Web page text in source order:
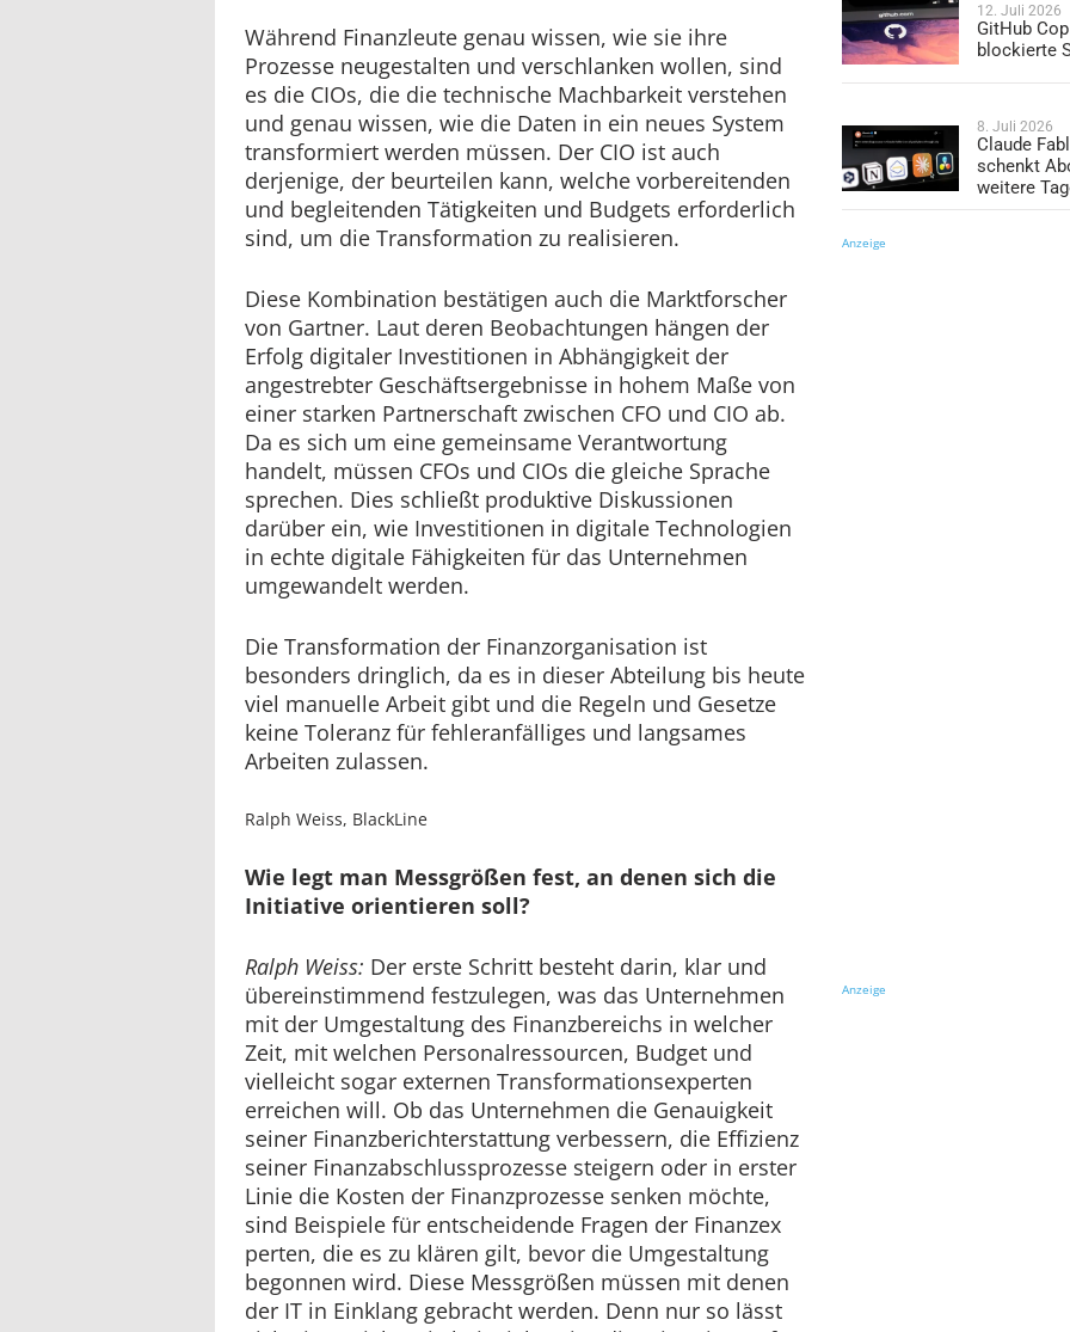
Während Finanzleute genau wissen, wie sie ihre
Prozesse neugestalten und verschlanken wollen, sind
es die CIOs, die die technische Machbarkeit verstehen
und genau wissen, wie die Daten in ein neues System
transformiert werden müssen. Der CIO ist auch
derjenige, der beurteilen kann, welche vorbereitenden
und begleitenden Tätigkeiten und Budgets erforderlich
sind, um die Transformation zu realisieren.
Diese Kombination bestätigen auch die Marktforscher
von Gartner. Laut deren Beobachtungen hängen der
Erfolg digitaler Investitionen in Abhängigkeit der
angestrebter Geschäftsergebnisse in hohem Maße von
einer starken Partnerschaft zwischen CFO und CIO ab.
Da es sich um eine gemeinsame Verantwortung
handelt, müssen CFOs und CIOs die gleiche Sprache
sprechen. Dies schließt produktive Diskussionen
darüber ein, wie Investitionen in digitale Technologien
in echte digitale Fähigkeiten für das Unternehmen
umgewandelt werden.
Die Transformation der Finanzorganisation ist
besonders dringlich, da es in dieser Abteilung bis heute
viel manuelle Arbeit gibt und die Regeln und Gesetze
keine Toleranz für fehleranfälliges und langsames
Arbeiten zulassen.
Ralph Weiss, BlackLine
Wie legt man Messgrößen fest, an denen sich die
Initiative orientieren soll?
Ralph Weiss: Der erste Schritt besteht darin, klar und
übereinstimmend festzulegen, was das Unternehmen
mit der Umgestaltung des Finanzbereichs in welcher
Zeit, mit welchen Personalressourcen, Budget und
vielleicht sogar externen Transformationsexperten
erreichen will. Ob das Unternehmen die Genauigkeit
seiner Finanzberichterstattung verbessern, die Effizienz
seiner Finanzabschlussprozesse steigern oder in erster
Linie die Kosten der Finanzprozesse senken möchte,
sind Beispiele für entscheidende Fragen der Finanzex
perten, die es zu klären gilt, bevor die Umgestaltung
begonnen wird. Diese Messgrößen müssen mit denen
der IT in Einklang gebracht werden. Denn nur so lässt
12. Juli 2026
GitHub
blockierte
8. Juli 2026
Claude
schenkt
weitere
Anzeige
Anzeige